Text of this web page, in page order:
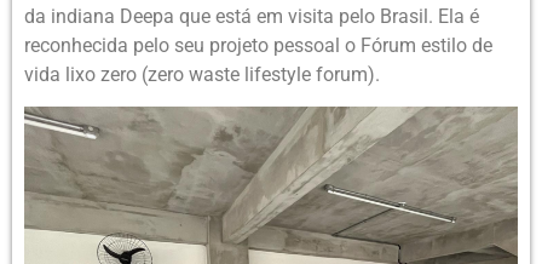
da indiana Deepa que está em visita pelo Brasil. Ela é
reconhecida pelo seu projeto pessoal o Fórum estilo de
vida lixo zero (zero waste lifestyle forum).